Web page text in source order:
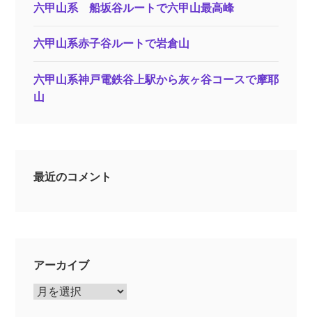
六甲山系 船坂谷ルートで六甲山最高峰
六甲山系赤子谷ルートで岩倉山
六甲山系神戸電鉄谷上駅から灰ヶ谷コースで摩耶
山
最近のコメント
アーカイブ
ア